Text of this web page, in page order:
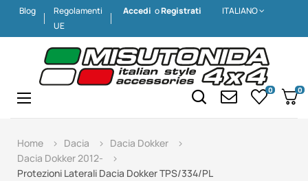
ITALIANO
Blog
Regolamenti
UE
Accedi oRegistrati
Navigazione
☰ 0 0
Home Dacia
Dacia Dokker
Dacia Dokker 2012-
Protezioni Laterali Dacia Dokker TPS/334/PL